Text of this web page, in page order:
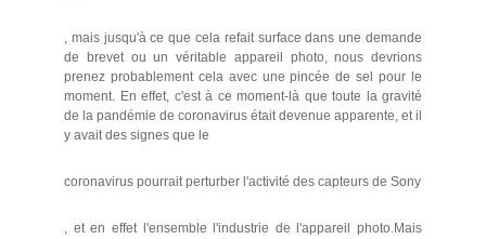
, mais jusqu'à ce que cela refait surface dans une demande
de brevet ou un véritable appareil photo, nous devrions
prenez probablement cela avec une pincée de sel pour le
moment. En effet, c'est à ce moment-là que toute la gravité
de la pandémie de coronavirus était devenue apparente, et il
y avait des signes que le
coronavirus pourrait perturber l'activité des capteurs de Sony
, et en effet l'ensemble l'industrie de l'appareil photo.Mais